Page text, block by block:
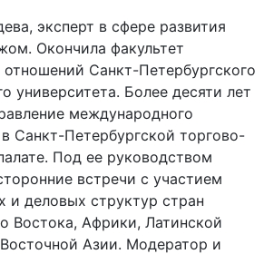
эксперт в сфере развития
Окончила факультет
Санкт-Петербургского
университета. Более десяти лет
международного
Санкт-Петербургской торгово-
Под ее руководством
встречи с участием
и деловых структур стран
Востока, Африки, Латинской
Азии. Модератор и